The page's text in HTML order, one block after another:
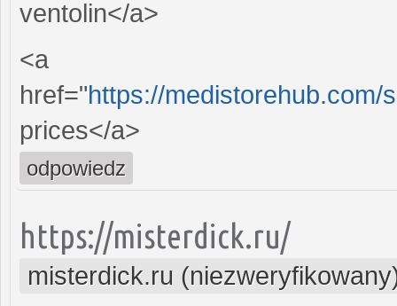
ventolin</a>
<a
href="https://medistorehub.com/
prices</a>
odpowiedz
https://misterdick.ru/
misterdick.ru